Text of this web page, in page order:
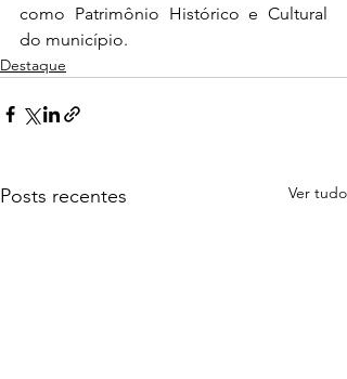
como Patrimônio Histórico e Cultural
do município.
Destaque
Posts recentes Ver tudo